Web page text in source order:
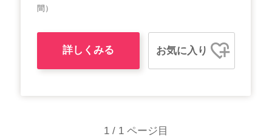
間）
詳しくみる お気に入り
1 / 1 ページ目